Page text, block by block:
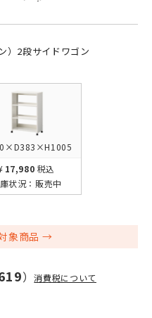
）2段サイドワゴン
¥17,980 税込
状況： 販売中
象商品
）消費税について